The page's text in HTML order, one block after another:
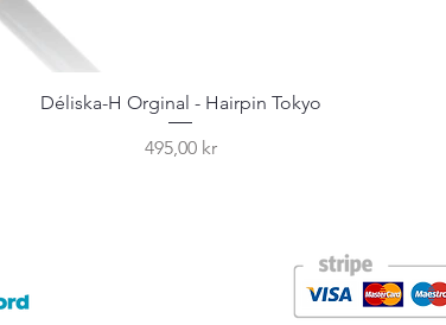
Déliska-H Orginal - Hairpin Tokyo
Pris
495,00 kr